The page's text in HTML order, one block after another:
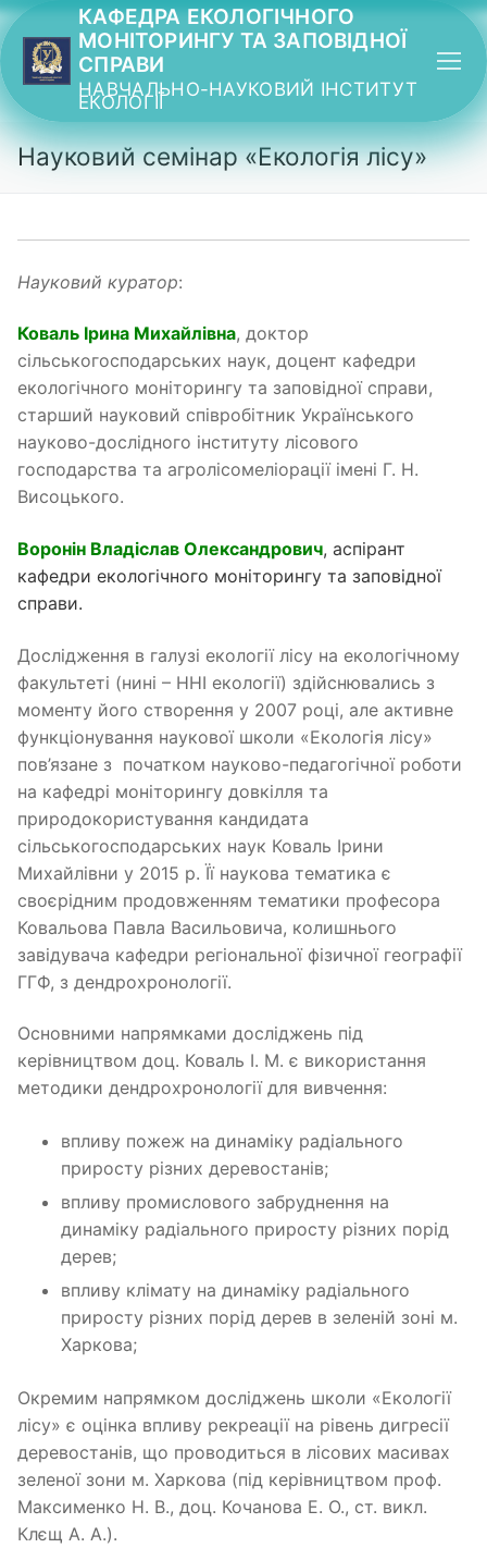
Перейти
до
вмісту
КАФЕДРА ЕКОЛОГІЧНОГО
МОНІТОРИНГУ ТА ЗАПОВІДНОЇ
СПРАВИ
НАВЧАЛЬНО-НАУКОВИЙ ІНСТИТУТ
ЕКОЛОГІЇ
Науковий семінар «Екологія лісу»
Науковий куратор:
Коваль Ірина Михайлівна, доктор
сільськогосподарських наук, доцент кафедри
екологічного моніторингу та заповідної справи,
старший науковий співробітник Українського
науково-дослідного інституту лісового
господарства та агролісомеліорації імені Г. Н.
Висоцького.
Воронін Владіслав Олександрович, аспірант
кафедри екологічного моніторингу та заповідної
справи.
Дослідження в галузі екології лісу на екологічному
факультеті (нині – ННІ екології) здійснювались з
моменту його створення у 2007 році, але активне
функціонування наукової школи «Екологія лісу»
пов’язане з початком науково-педагогічної роботи
на кафедрі моніторингу довкілля та
природокористування кандидата
сільськогосподарських наук Коваль Ірини
Михайлівни у 2015 р. Її наукова тематика є
своєрідним продовженням тематики професора
Ковальова Павла Васильовича, колишнього
завідувача кафедри регіональної фізичної географії
ГГФ, з дендрохронології.
Основними напрямками досліджень під
керівництвом доц. Коваль І. М. є використання
методики дендрохронології для вивчення:
впливу пожеж на динаміку радіального
приросту різних деревостанів;
впливу промислового забруднення на
динаміку радіального приросту різних порід
дерев;
впливу клімату на динаміку радіального
приросту різних порід дерев в зеленій зоні м.
Харкова;
Окремим напрямком досліджень школи «Екології
лісу» є оцінка впливу рекреації на рівень дигресії
деревостанів, що проводиться в лісових масивах
зеленої зони м. Харкова (під керівництвом проф.
Максименко Н. В., доц. Кочанова Е. О., ст. викл.
Клєщ А. А.).